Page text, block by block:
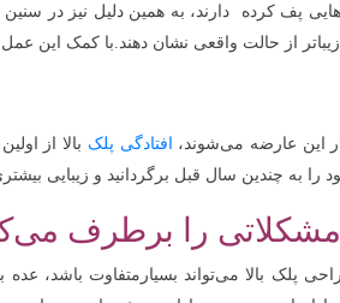
پف کرده دارند، به همین دلیل نیز در
زیباتر از حالت واقعی نشان دهند.با کمک این
این عارضه می‌شوند، افتادگی پلک بالا از
به چندین سال قبل برگردانید و زیبایی
مشکلاتی را برطرف
پلک بالا می‌تواند بسیارمتفاوت باشد، عده